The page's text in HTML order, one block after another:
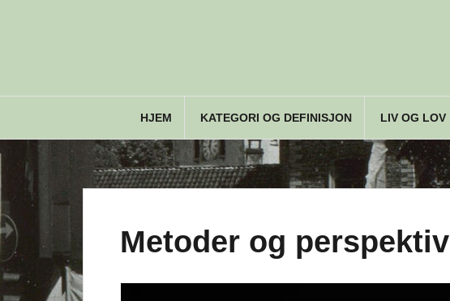
HJEM KATEGORI OG DEFINISJON LIV OG LOV
Metoder og perspektiv